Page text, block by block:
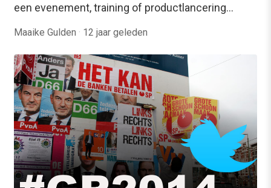
een evenement, training of productlancering…
Maaike Gulden · 12 jaar geleden